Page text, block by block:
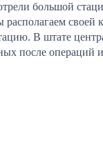
большой
В штате
после операций